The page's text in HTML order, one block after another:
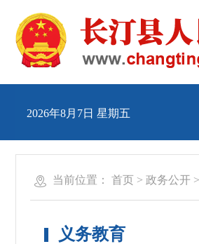
2026年8月7日 星期五
当前位置： 首页 > 政务公开 >
义务教育